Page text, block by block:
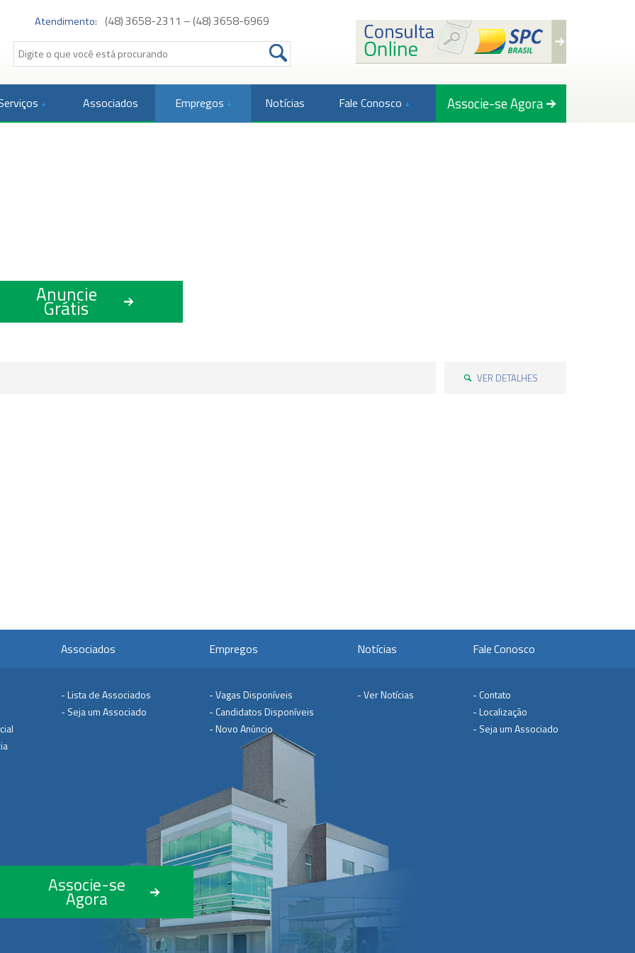
Atendimento: (48) 3658-2311 – (48) 3658-6969
Associados Empregos Notícias Fale Conosco Associe-se Agora
Anuncie
Grátis
VER DETALHES
Associados
- Lista de Associados
- Seja um Associado
Empregos
- Vagas Disponíveis
- Candidatos Disponíveis
- Novo Anúncio
Notícias
- Ver Notícias
Fale Conosco
- Contato
- Localização
- Seja um Associado
Associe-se
Agora